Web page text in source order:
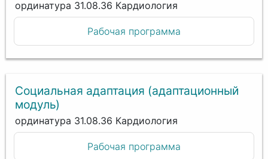
ординатура 31.08.36 Кардиология
Рабочая программа
Социальная адаптация (адаптационный
модуль)
ординатура 31.08.36 Кардиология
Рабочая программа